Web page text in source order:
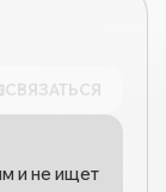
СВЯЗАТЬСЯ
и не ищет